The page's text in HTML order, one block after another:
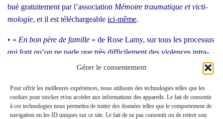
Gérer le consentement
Pour offrir les meilleures expériences, nous utilisons des technologies telles que les
cookies pour stocker et/ou accéder aux informations des appareils. Le fait de consentir
à ces technologies nous permettra de traiter des données telles que le comportement de
navigation ou les ID uniques sur ce site. Le fait de ne pas consentir ou de retirer son
bué gra­tui­te­ment par l’association Mémoire trau­ma­tique et vic­ti­
mo­lo­gie, et il est télé­char­geable ici-même.
• « En bon père de famille » de Rose Lamy, sur tous les pro­ces­sus
qui font qu’on ne parle que très dif­fi­ci­le­ment des vio­lences intra-
fami­liales, car après tout, chacun·e y ferait comme il/elle veut…
, même dans le
huit-clos fami­lial.
Mon bon ami ajoute ceci :